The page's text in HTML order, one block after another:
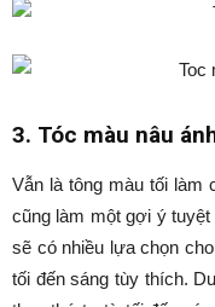
3. Tóc màu nâu
Vẫn là tông màu tối làm
cũng làm một gợi ý
sẽ có nhiều lựa chọn
tối đến sáng tùy thích.